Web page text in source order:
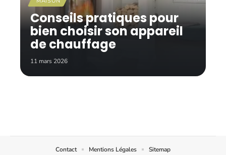
Conseils pratiques pour
bien choisir son appareil
de chauffage
11 mars 2026
Contact Mentions Légales Sitemap